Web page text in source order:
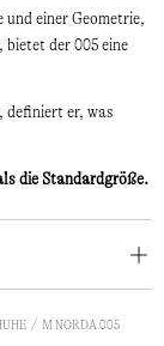
einer Geometrie,
der 005 eine
definiert er, was
die Standardgröße.
M NORDA 005